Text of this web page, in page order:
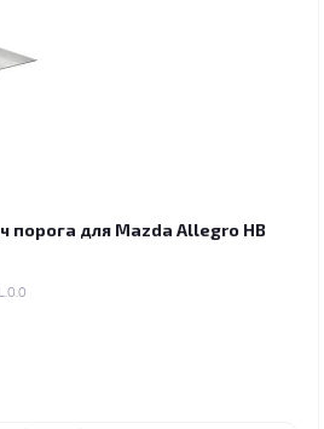
порога для Mazda Allegro HB